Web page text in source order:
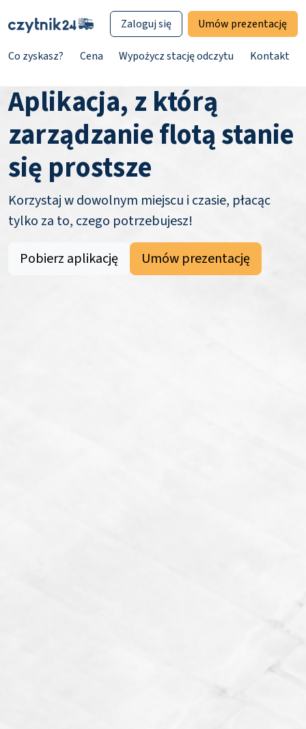
Co zyskasz? Cena Wypożycz stację odczytu Kontakt
Zaloguj się Umów prezentację
Aplikacja, z którą
zarządzanie flotą stanie
się prostsze
Korzystaj w dowolnym miejscu i czasie, płacąc
tylko za to, czego potrzebujesz!
Pobierz aplikację
Umów prezentację